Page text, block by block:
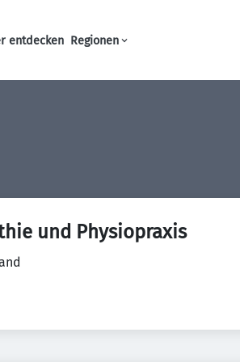
entdecken Regionen
und Physiopraxis